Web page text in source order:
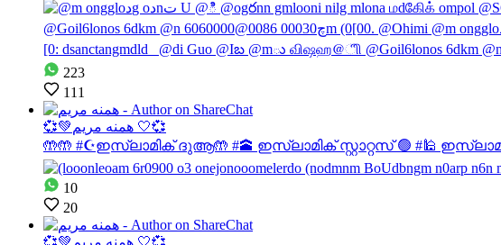
223
111
💞💚همنه مريم 🤍💞
🤲🤲 #☪️ഇസ്ലാമിക് ദുആ🤲 #🕋 ഇസ്ലാമിക് സ്റ്റാറ്റസ് 🟢 #🕌
10
20
💞💚همنه مريم 🤍💞